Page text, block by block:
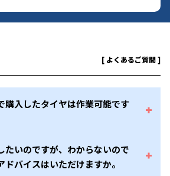
[ よくあるご質問 ]
購入したタイヤは作業可能です
たいのですが、わからないので
ドバイスはいただけますか。